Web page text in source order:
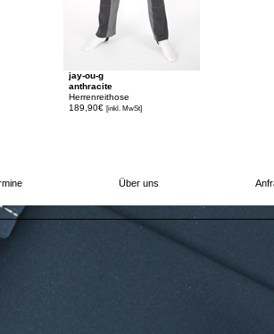
jay-ou-g
anthracite
Herrenreithose
189,90€ [inkl. MwSt]
Über uns